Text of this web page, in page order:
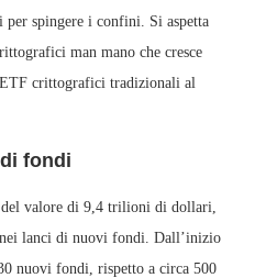
spingere i confini. Si aspetta
man mano che cresce
crittografici tradizionali al
fondi
valore di 9,4 trilioni di dollari,
lanci di nuovi fondi. Dall’inizio
nuovi fondi, rispetto a circa 500